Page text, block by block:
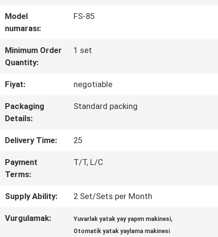
KONTROL
ULAŞIN
Model
numarası:
FS-85
Minimum Order
Quantity:
1 set
Fiyat: negotiable
Packaging
Details:
Standard packing
Delivery Time: 25
Payment
Terms:
T/T, L/C
Supply Ability: 2 Set/Sets per Month
Vurgulamak: Yuvarlak yatak yay yapım makinesi,
Otomatik yatak yaylama makinesi